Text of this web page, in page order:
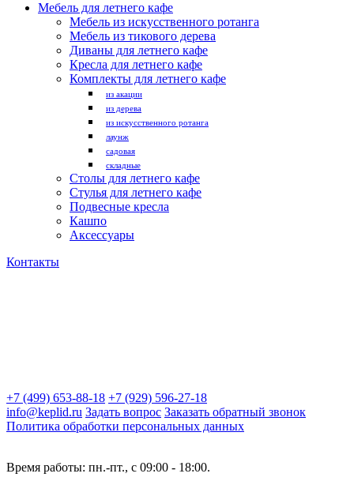
Мебель для летнего кафе
Мебель из искусственного ротанга
Мебель из тикового дерева
Диваны для летнего кафе
Кресла для летнего кафе
Комплекты для летнего кафе
из акации
из дерева
из искусственного ротанга
лаунж
садовая
складные
Столы для летнего кафе
Стулья для летнего кафе
Подвесные кресла
Кашпо
Аксессуары
Контакты
+7 (499) 653-88-18 +7 (929) 596-27-18
info@keplid.ru Задать вопрос Заказать обратный звонок
Политика обработки персональных данных
Время работы: пн.-пт., с 09:00 - 18:00.